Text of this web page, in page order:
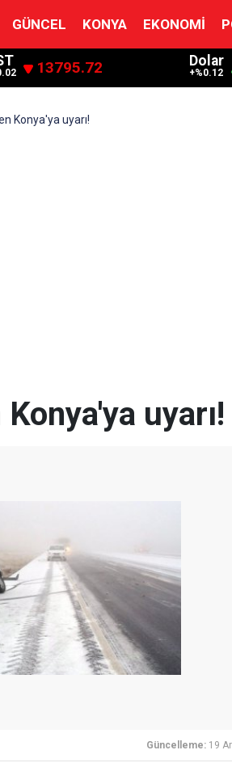
GÜNCEL KONYA EKONOMI
13795.72 Dolar
+%0.12
Konya'ya uyarı!
uyarı!
Güncelleme: 19